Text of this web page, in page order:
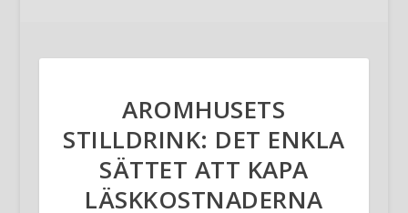
AROMHUSETS
STILLDRINK: DET ENKLA
SÄTTET ATT KAPA
LÄSKKOSTNADERNA